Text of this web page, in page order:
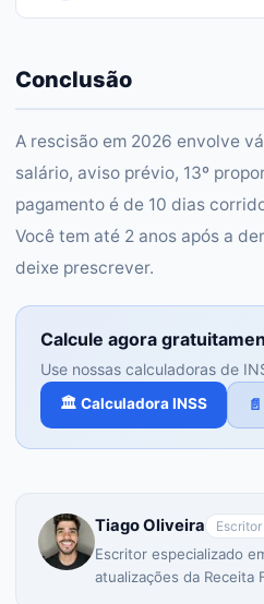
Conclusão
A rescisão em 2026 envolve
salário, aviso prévio, 13º
pagamento é de 10 dias
Você tem até 2 anos após a
deixe prescrever.
Calcule agora
Use nossas calculadoras de
🏛️ Calculadora INSS
Tiago Oliveira
Escritor especializado
atualizações da Receita